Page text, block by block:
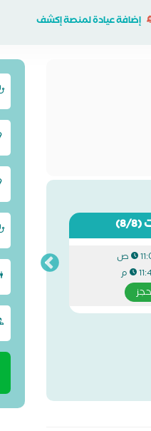
إضافة عيادة لمنصة إكشف
(8/8)
ص
م